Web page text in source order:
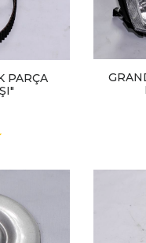
PARÇA